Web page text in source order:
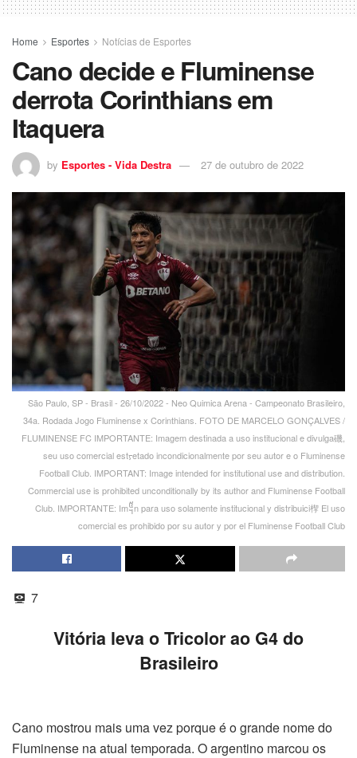
Home Esportes Notícias de Esportes
Cano decide e Fluminense
derrota Corinthians em
Itaquera
by Esportes - Vida Destra 27 de outubro de 2022
São Paulo, SP - Brasil - 26/10/2022 - Neo Quimica Arena - Campeonato Brasileiro,
34a. Rodada Jogo Fluminense x Corinthians. FOTO DE MARCELO GONÇALVES /
FLUMINENSE FC IMPORTANTE: Imagem destinada a uso institucional e divulga磯,
seu uso comercial estᠶetado incondicionalmente por seu autor e o Fluminense
Football Club. IMPORTANT: Image intended for institutional use and distribution.
Commercial use is prohibited unconditionally by its author and Fluminense Football
Club. IMPORTANTE: Im᧥n para uso solamente institucional y distribuici㮮 El uso
comercial es prohibido por su autor y por el Fluminense Football Club
7
Vitória leva o Tricolor ao G4 do
Brasileiro
Cano mostrou mais uma vez porque é o grande nome do
Fluminense na atual temporada. O argentino marcou os